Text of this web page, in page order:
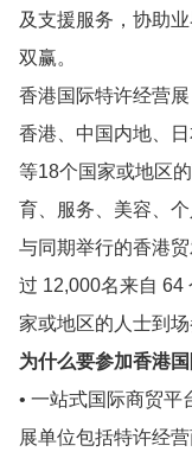
及支援服务，协助
双赢。
香港国际特许经营
香港、中国内地、
等18个国家或地区
育、服务、美容、
与同期举行的香港
过 12,000名来自 64
家或地区的人士到场
为什么要参加香港
• 一站式国际商贸平
展单位包括特许经